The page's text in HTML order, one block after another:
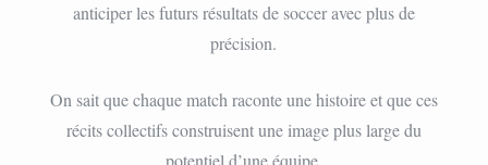
anticiper les futurs résultats de soccer avec plus de
précision.
On sait que chaque match raconte une histoire et que ces
récits collectifs construisent une image plus large du
potentiel d’une équipe.